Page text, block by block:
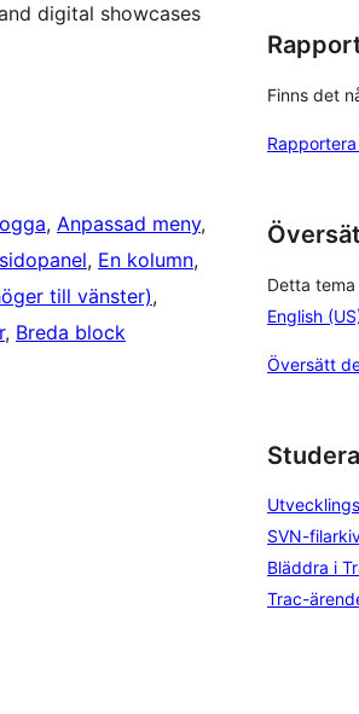
digital showcases
, Anpassad meny
, En kolumn
till vänster)
, Breda block
Finns det
Detta
English
Översätt
SVN-
Bläddra i
Trac-